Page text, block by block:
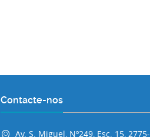
Contacte-nos
Av. S. Miguel, Nº249, Esc. 15, 2775-